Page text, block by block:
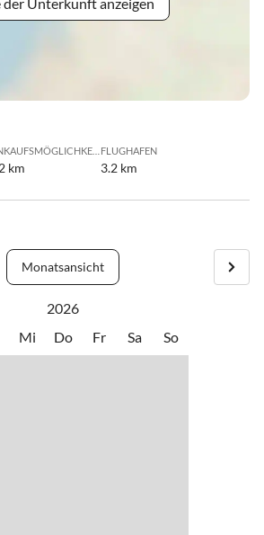
EINKAUFSMÖGLICHKEIT
km
FLUGHAFEN
3.2 km
Monatsansicht
2026
Mi Do Fr Sa So